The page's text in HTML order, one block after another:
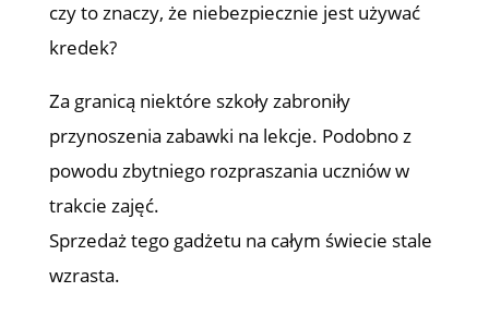
czy to znaczy, że niebezpiecznie jest używać
kredek?
Za granicą niektóre szkoły zabroniły
przynoszenia zabawki na lekcje. Podobno z
powodu zbytniego rozpraszania uczniów w
trakcie zajęć.
Sprzedaż tego gadżetu na całym świecie stale
wzrasta.